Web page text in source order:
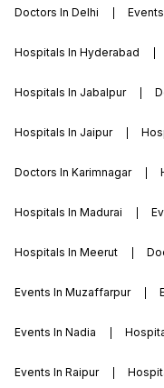
Doctors In Delhi
Hospitals In Hyderabad
Hospitals In Jabalpur
Hospitals In Jaipur
Doctors In Karimnagar
Hospitals In Madurai
Hospitals In Meerut
Events In Muzaffarpur
Events In Nadia
Events In Raipur